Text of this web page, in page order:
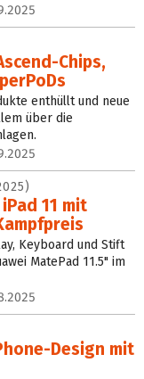
Chips,
enthüllt und neue
über die
11 mit
Keyboard und Stift
MatePad 11.5" im
Design mit